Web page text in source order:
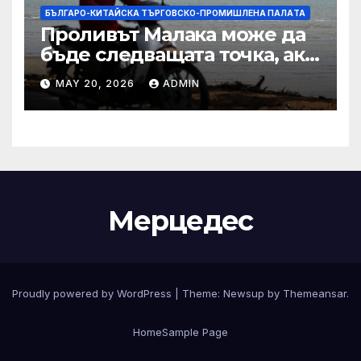
БЪЛГАРО-КИТАЙСКА ТЪРГОВСКО-ПРОМИШЛЕНА ПАЛAТА
Проливът Малака може да
бъде следващата точка, ако
Азия не внимава
MAY 20, 2026 ADMIN
Мерцедес
Proudly powered by WordPress Theme: Newsup by Themeansar.
HomeSample Page